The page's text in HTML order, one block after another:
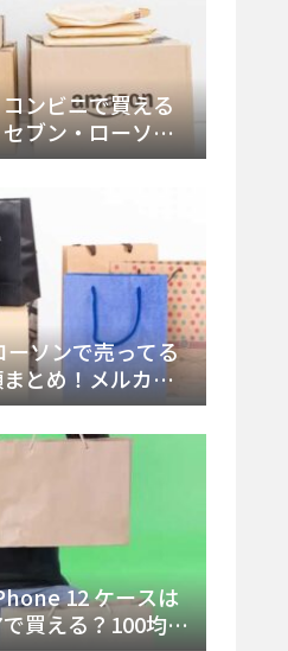
ンビニで買える
ブン・ローソ
状況と定番商品
ソンで売ってる
とめ！メルカリ
サイズと価格を
12 ケースは
買える？100均の